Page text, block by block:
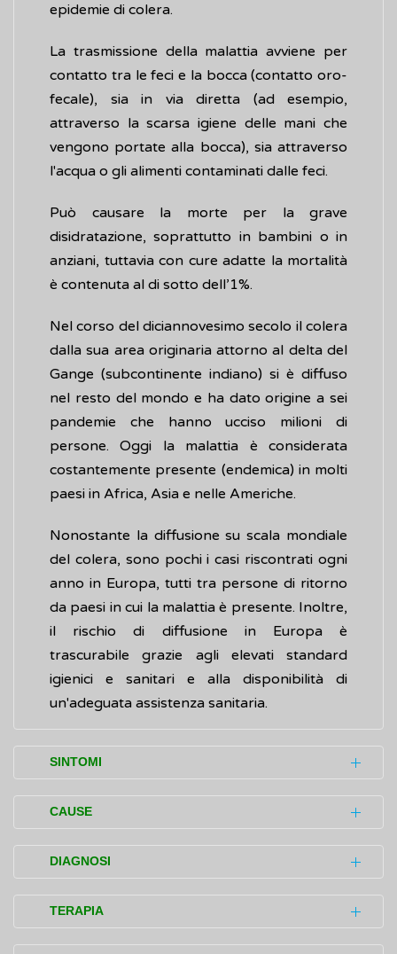
epidemie di colera.
La trasmissione della malattia avviene per
contatto tra le feci e la bocca (contatto oro-
fecale), sia in via diretta (ad esempio,
attraverso la scarsa igiene delle mani che
vengono portate alla bocca), sia attraverso
l'acqua o gli alimenti contaminati dalle feci.
Può causare la morte per la grave
disidratazione, soprattutto in bambini o in
anziani, tuttavia con cure adatte la mortalità
è contenuta al di sotto dell’1%.
Nel corso del diciannovesimo secolo il colera
dalla sua area originaria attorno al delta del
Gange (subcontinente indiano) si è diffuso
nel resto del mondo e ha dato origine a sei
pandemie che hanno ucciso milioni di
persone. Oggi la malattia è considerata
costantemente presente (endemica) in molti
paesi in Africa, Asia e nelle Americhe.
Nonostante la diffusione su scala mondiale
del colera, sono pochi i casi riscontrati ogni
anno in Europa, tutti tra persone di ritorno
da paesi in cui la malattia è presente. Inoltre,
il rischio di diffusione in Europa è
trascurabile grazie agli elevati standard
igienici e sanitari e alla disponibilità di
un'adeguata assistenza sanitaria.
SINTOMI
In una persona che si infetta, il colera, dopo
una breve incubazione che può variare da
poche ore a 4-5 giorni, si manifesta
improvvisamente con ladiarrea, spesso
intensa, che può causare una rapida e
pericolosa perdita di liquidi (disidratazione).
CAUSE
Il colera è una malattia infettiva acuta
causata dal batterioVibrio cholerae.
Il batterio è presente soprattutto nell'acqua,
e può contaminare alimenti, quali molluschi e
DIAGNOSI
Se una persona di ritorno da paesi in cui il
colera è sempre presente (endemiche) ha
TERAPIA